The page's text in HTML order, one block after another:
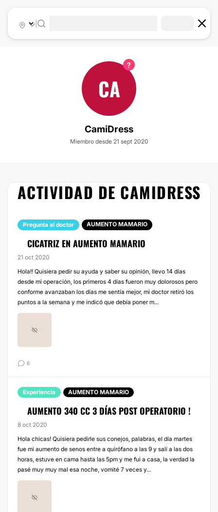
|
CA
CamiDress
Miembro desde 21 sept 2020
ACTIVIDAD DE CAMIDRESS
Pregunta al doctor AUMENTO MAMARIO
CICATRIZ EN AUMENTO MAMARIO
21 oct 2020
Hola!! Quisiera pedir su ayuda y saber su opinión, llevo 14 días
desde mi operación, los primeros 4 días fueron muy dolorosos pero
conforme avanzaban los días me sentía mejor, mi doctor retiró los
puntos a la semana y me indicó que debía poner m...
6
Experiencia AUMENTO MAMARIO
AUMENTO 340 CC 3 DÍAS POST OPERATORIO !
8 oct 2020
Hola chicas! Quisiera pedirle sus conejos, palabras, el día martes
fue mi aumento de senos entre a quirófano a las 9 y salí a las dos
horas, estuve en cama hasta las 5pm y me fui a casa, la verdad la
pasé muy muy mal esa noche, vomité 7 veces y...